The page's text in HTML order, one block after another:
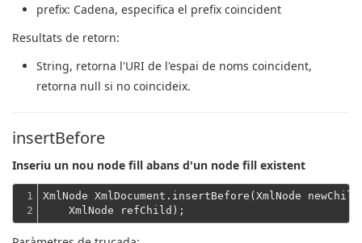
prefix: Cadena, especifica el prefix coincident
Resultats de retorn:
String, retorna l'URI de l'espai de noms coincident,
retorna null si no coincideix.
insertBefore
Inseriu un nou node fill abans d'un node fill existent
1
2
XmlNode XmlDocument.insertBefore(XmlNode
    XmlNode refChild);